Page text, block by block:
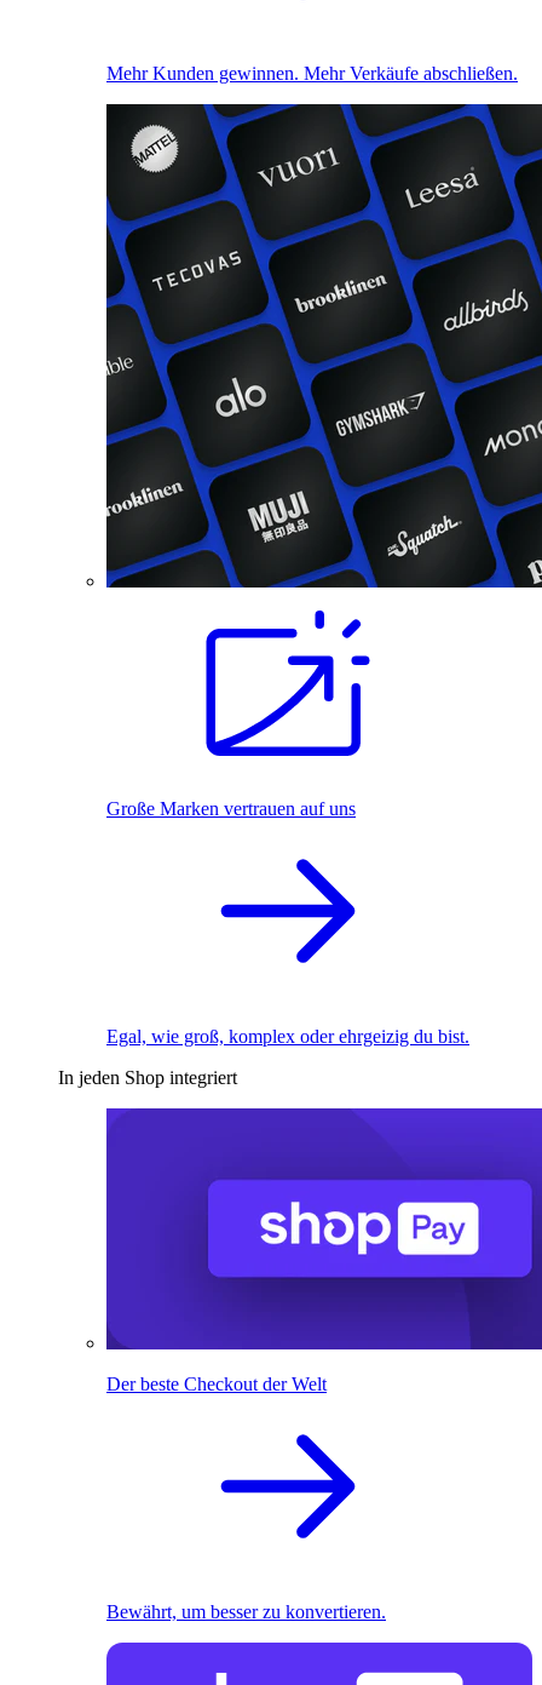
Mehr Kunden gewinnen. Mehr Verkäufe abschließen.
Große Marken vertrauen auf uns
Egal, wie groß, komplex oder ehrgeizig du bist.
In jeden Shop integriert
Der beste Checkout der Welt
Bewährt, um besser zu konvertieren.